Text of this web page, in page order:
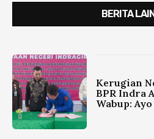
BERITA
Kerugian
BPR Indra
Wabup: